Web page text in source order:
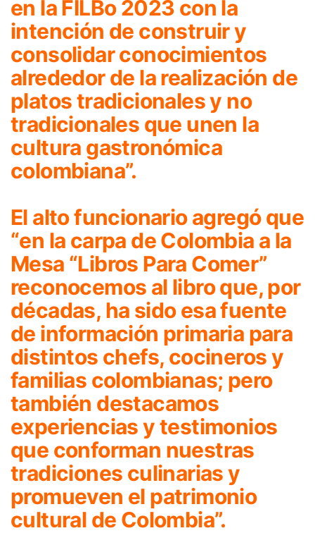
en la FILBo 2023 con la
intención de construir y
consolidar conocimientos
alrededor de la realización de
platos tradicionales y no
tradicionales que unen la
cultura gastronómica
colombiana”.
El alto funcionario agregó que
“en la carpa de Colombia a la
Mesa “Libros Para Comer”
reconocemos al libro que, por
décadas, ha sido esa fuente
de información primaria para
distintos chefs, cocineros y
familias colombianas; pero
también destacamos
experiencias y testimonios
que conforman nuestras
tradiciones culinarias y
promueven el patrimonio
cultural de Colombia”.